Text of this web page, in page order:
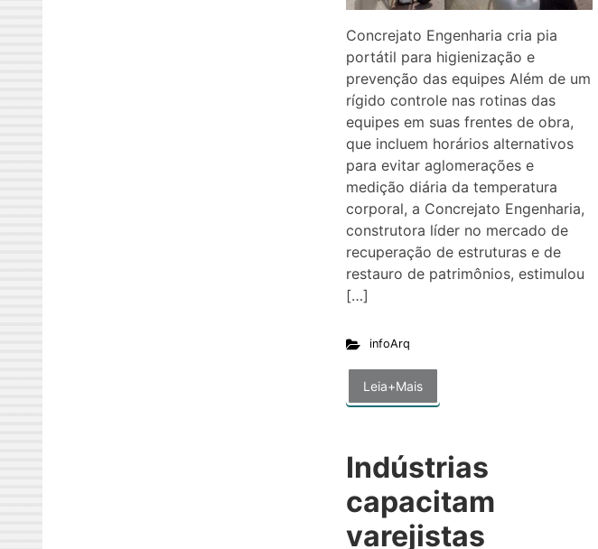
Concrejato Engenharia cria pia
portátil para higienização e
prevenção das equipes Além de um
rígido controle nas rotinas das
equipes em suas frentes de obra,
que incluem horários alternativos
para evitar aglomerações e
medição diária da temperatura
corporal, a Concrejato Engenharia,
construtora líder no mercado de
recuperação de estruturas e de
restauro de patrimônios, estimulou
[…]
infoArq
Leia+Mais
Indústrias
capacitam
varejistas